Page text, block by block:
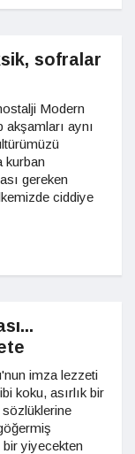
sofralar
Modern
akşamları aynı
kurban
gereken
ciddiye
imza lezzeti
koku, asırlık bir
sözlüklerine
yiyecekten